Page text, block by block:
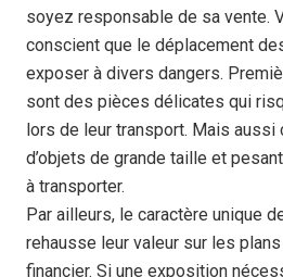
soyez responsable de sa vente.
conscient que le déplacement
exposer à divers dangers.
sont des pièces délicates qui
lors de leur transport. Mais aussi
d’objets de grande taille et
à transporter.
Par ailleurs, le caractère unique
rehausse leur valeur sur les
financier. Si une exposition